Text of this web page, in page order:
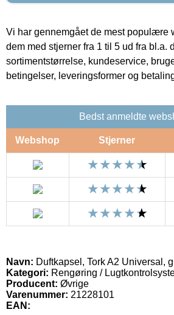
Vi har gennemgået de mest populære
dem med stjerner fra 1 til 5 ud fra bl.a.
sortimentstørrelse, kundeservice,
betingelser, leveringsformer og
Bedst anmeldte
Webshop Stjerner
Navn: Duftkapsel, Tork A2 Universal,
Kategori: Rengøring /
Producent: Øvrige
Varenummer: 21228101
EAN: